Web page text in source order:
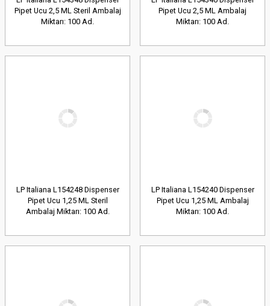
Pipet Ucu 2,5 ML Steril Ambalaj
Miktarı: 100 Ad.
Pipet Ucu 2,5 ML Ambalaj
Miktarı: 100 Ad.
LP Italiana L154248 Dispenser
Pipet Ucu 1,25 ML Steril
Ambalaj Miktarı: 100 Ad.
LP Italiana L154240 Dispenser
Pipet Ucu 1,25 ML Ambalaj
Miktarı: 100 Ad.